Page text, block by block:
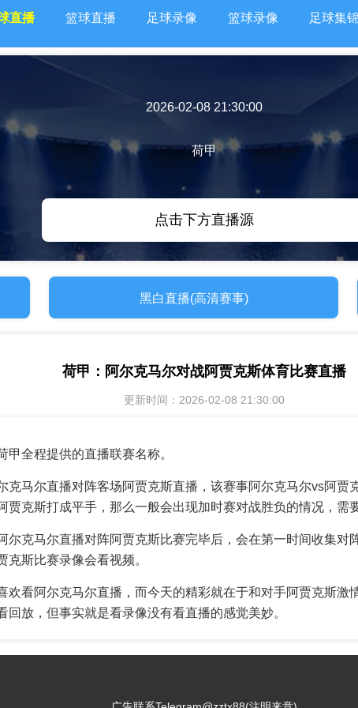
直播 篮球直播 足球录像 篮球录像 足球集
2026-02-08 21:30:00
荷甲
点击下方直播源
黑白直播(高清赛事)
荷甲：阿尔克马尔对战阿贾克斯体育比赛直播
更新时间：2026-02-08 21:30:00
甲全程提供的直播联赛名称。
克马尔直播对阵客场阿贾克斯直播，该赛事阿尔克马尔vs阿贾
贾克斯打成平手，那么一般会出现加时赛对战胜负的情况，需
尔克马尔直播对阵阿贾克斯比赛完毕后，会在第一时间收集对
克斯比赛录像会看视频。
欢看阿尔克马尔直播，而今天的精彩就在于和对手阿贾克斯激
回放，但事实就是看录像没有看直播的感觉美妙。